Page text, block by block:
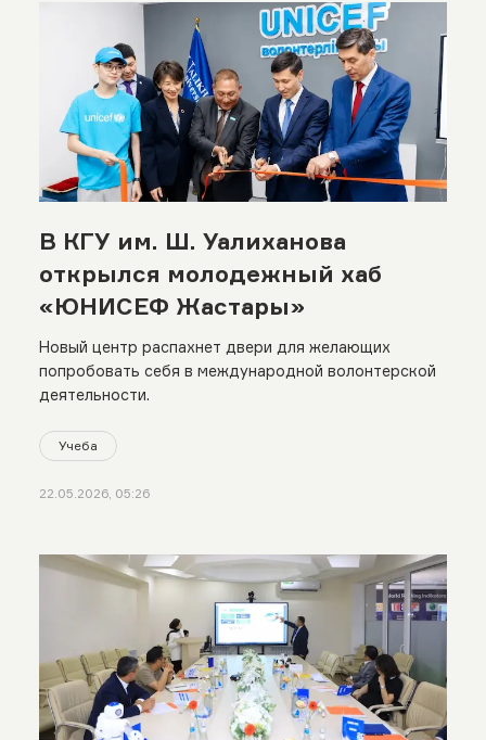
В КГУ им. Ш. Уалиханова
открылся молодежный хаб
«ЮНИСЕФ Жастары»
Новый центр распахнет двери для желающих
попробовать себя в международной волонтерской
деятельности.
Учеба
22.05.2026, 05:26